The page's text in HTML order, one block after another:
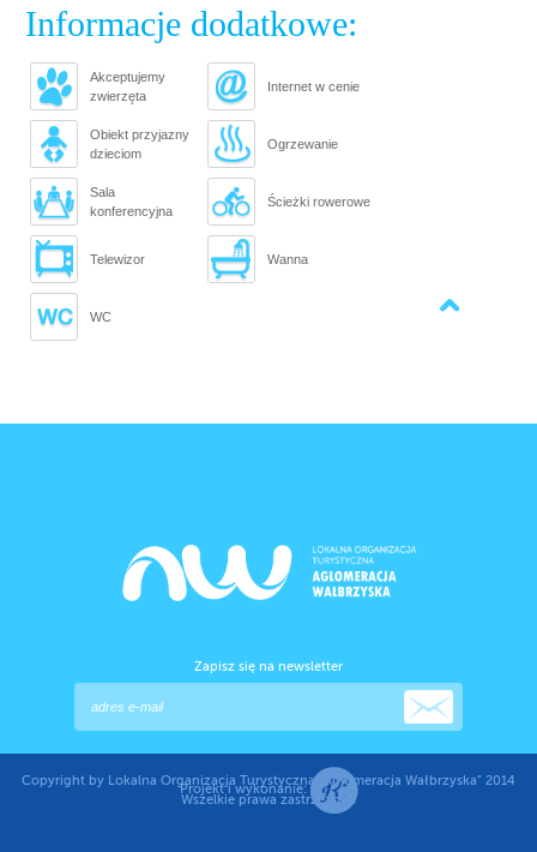
Informacje dodatkowe:
Akceptujemy
zwierzęta
Internet w cenie
Obiekt przyjazny
dzieciom
Ogrzewanie
Sala
konferencyjna
Ścieżki rowerowe
Telewizor Wanna
WC
Copyright by Lokalna Organizacja Turystyczna "Aglomeracja Wałbrzyska" 2014
Wszelkie prawa zastrzeżone
Projekt i wykonanie: